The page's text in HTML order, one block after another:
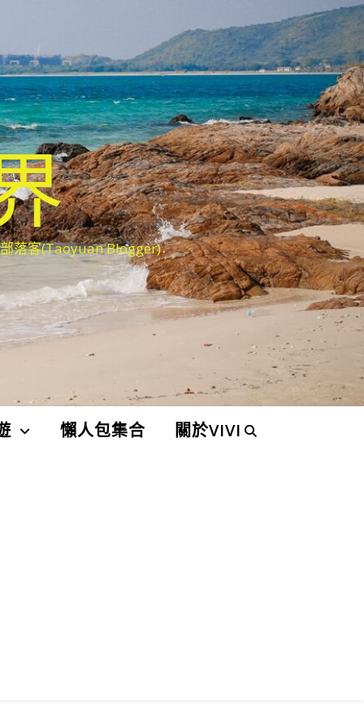
落客(Taoyuan Blogger)
懶人包集合 關於VIVI